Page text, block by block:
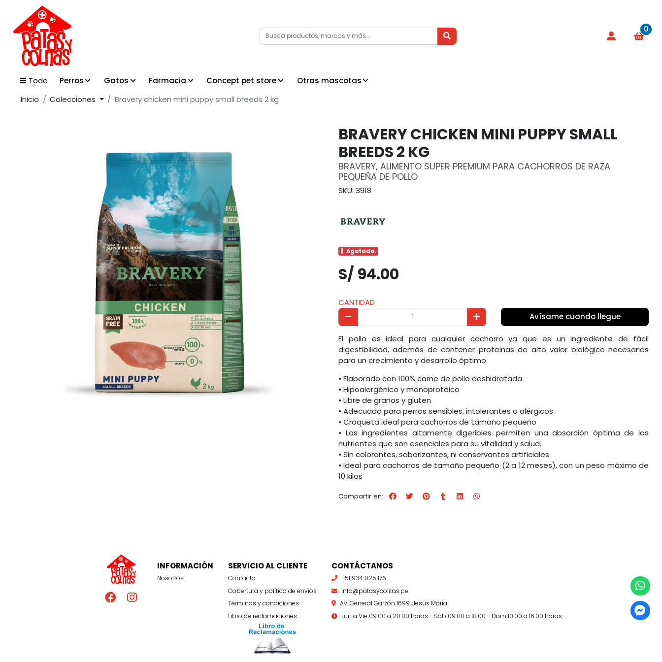
0
Todo Perros Gatos Farmacia Concept pet store
Otras mascotas
Inicio
Colecciones Bravery chicken mini puppy small breeds 2 kg
BRAVERY CHICKEN MINI PUPPY SMALL
BREEDS 2 KG
BRAVERY, ALIMENTO SUPER PREMIUM PARA CACHORROS DE RAZA
PEQUEÑA DE POLLO
SKU: 3918
Agotado.
S/ 94.00
CANTIDAD
Avísame cuando llegue
El pollo es ideal para cualquier cachorro ya que es un ingrediente de fácil
digestibilidad, además de contener proteinas de alto valor biológico necesarias
para un crecimiento y desarrollo óptimo.
• Elaborado con 100% carne de pollo deshidratada
• Hipoalergénico y monoproteico
• Libre de granos y gluten
• Adecuado para perros sensibles, intolerantes o alérgicos
• Croqueta ideal para cachorros de tamaño pequeño
• Los ingredientes altamente digeribles permiten una absorción óptima de los
nutrientes que son esenciales para su vitalidad y salud.
• Sin colorantes, saborizantes, ni conservantes artificiales
• Ideal para cachorros de tamaño pequeño (2 a 12 meses), con un peso máximo de
10 kilos
Compartir en:
INFORMACIÓN
Nosotros
SERVICIO AL CLIENTE
Contacto
Cobertura y política de envíos
Términos y condiciones
Libro de reclamaciones
CONTÁCTANOS
+51 934 025 176
info@patasycolitas.pe
Av. General Garzón 1699, Jesús María
Lun a Vie 09:00 a 20:00 horas - Sáb 09:00 a 18:00 - Dom 10:00 a 16:00 horas